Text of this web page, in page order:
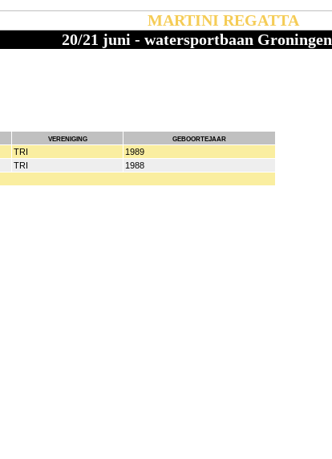
MARTINI REGATTA
20/21 juni - watersportbaan Groningen
vereniging geboortejaar
TRI
1989
TRI
1988